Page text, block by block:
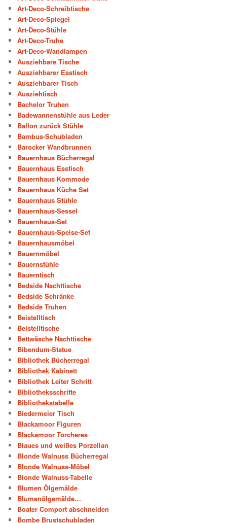
Art-Deco-Schreibtische
Art-Deco-Spiegel
Art-Deco-Stühle
Art-Deco-Truhe
Art-Deco-Wandlampen
Ausziehbare Tische
Ausziehbarer Esstisch
Ausziehbarer Tisch
Ausziehtisch
Bachelor Truhen
Badewannenstühle aus Leder
Ballon zurück Stühle
Bambus-Schubladen
Barocker Wandbrunnen
Bauernhaus Bücherregal
Bauernhaus Esstisch
Bauernhaus Kommode
Bauernhaus Küche Set
Bauernhaus Stühle
Bauernhaus-Sessel
Bauernhaus-Set
Bauernhaus-Speise-Set
Bauernhausmöbel
Bauernmöbel
Bauernstühle
Bauerntisch
Bedside Nachttische
Bedside Schränke
Bedside Truhen
Beistelltisch
Beistelltische
Bettwäsche Nachttische
Bibendum-Statue
Bibliothek Bücherregal
Bibliothek Kabinett
Bibliothek Leiter Schritt
Bibliotheksschritte
Bibliothekstabelle
Biedermeier Tisch
Blackamoor Figuren
Blackamoor Torcheres
Blaues und weißes Porzellan
Blonde Walnuss Bücherregal
Blonde Walnuss-Möbel
Blonde Walnuss-Tabelle
Blumen Ölgemälde
Blumenölgemälde…
Boater Comport abschneiden
Bombe Brustschubladen